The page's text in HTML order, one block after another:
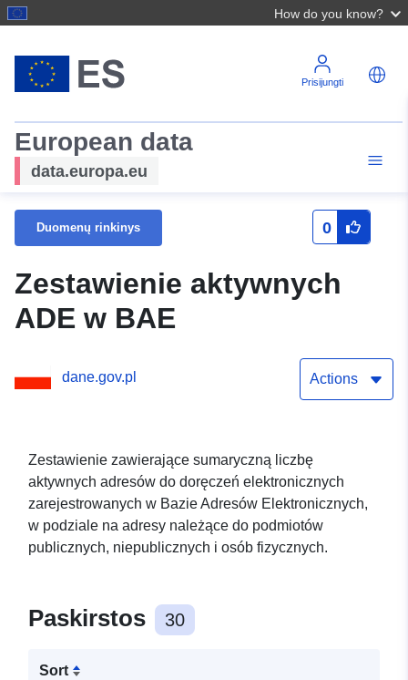
How do you know?
Prisijungti
European data
data.europa.eu
Duomenų rinkinys 0
Zestawienie aktywnych
ADE w BAE
dane.gov.pl Actions
Zestawienie zawierające sumaryczną liczbę
aktywnych adresów do doręczeń elektronicznych
zarejestrowanych w Bazie Adresów Elektronicznych,
w podziale na adresy należące do podmiotów
publicznych, niepublicznych i osób fizycznych.
Paskirstos 30
Sort